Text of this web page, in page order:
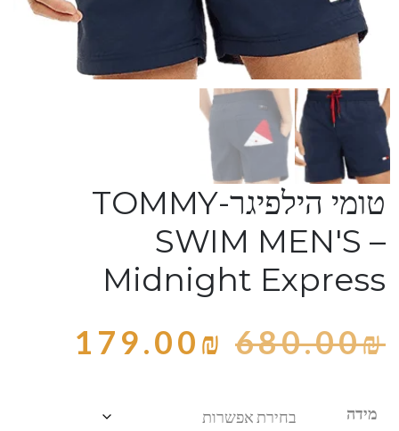
טומי הילפיגר-TOMMY
SWIM MEN'S –
Midnight Express
680.00₪
179.00₪
מידה